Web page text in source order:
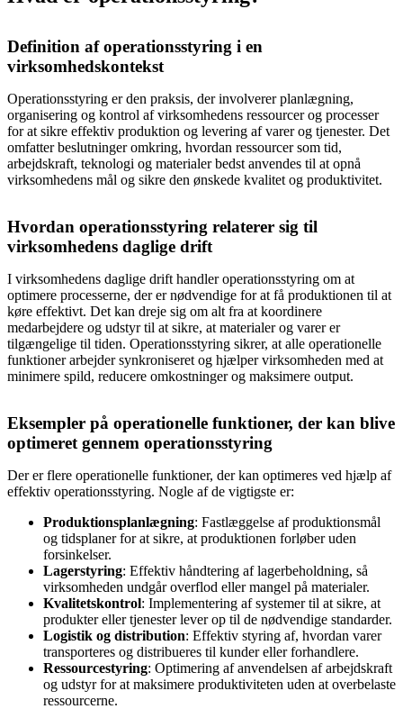
Definition af operationsstyring i en
virksomhedskontekst
Operationsstyring er den praksis, der involverer planlægning,
organisering og kontrol af virksomhedens ressourcer og processer
for at sikre effektiv produktion og levering af varer og tjenester. Det
omfatter beslutninger omkring, hvordan ressourcer som tid,
arbejdskraft, teknologi og materialer bedst anvendes til at opnå
virksomhedens mål og sikre den ønskede kvalitet og produktivitet.
Hvordan operationsstyring relaterer sig til
virksomhedens daglige drift
I virksomhedens daglige drift handler operationsstyring om at
optimere processerne, der er nødvendige for at få produktionen til at
køre effektivt. Det kan dreje sig om alt fra at koordinere
medarbejdere og udstyr til at sikre, at materialer og varer er
tilgængelige til tiden. Operationsstyring sikrer, at alle operationelle
funktioner arbejder synkroniseret og hjælper virksomheden med at
minimere spild, reducere omkostninger og maksimere output.
Eksempler på operationelle funktioner, der kan blive
optimeret gennem operationsstyring
Der er flere operationelle funktioner, der kan optimeres ved hjælp af
effektiv operationsstyring. Nogle af de vigtigste er:
Produktionsplanlægning: Fastlæggelse af produktionsmål
og tidsplaner for at sikre, at produktionen forløber uden
forsinkelser.
Lagerstyring: Effektiv håndtering af lagerbeholdning, så
virksomheden undgår overflod eller mangel på materialer.
Kvalitetskontrol: Implementering af systemer til at sikre, at
produkter eller tjenester lever op til de nødvendige standarder.
Logistik og distribution: Effektiv styring af, hvordan varer
transporteres og distribueres til kunder eller forhandlere.
Ressourcestyring: Optimering af anvendelsen af arbejdskraft
og udstyr for at maksimere produktiviteten uden at overbelaste
ressourcerne.